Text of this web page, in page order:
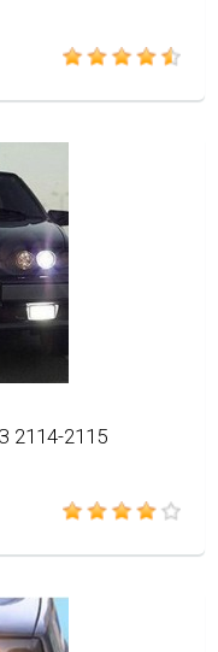
2114-2115